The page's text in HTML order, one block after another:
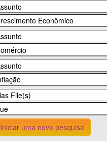
Iniciar uma nova pesquisa